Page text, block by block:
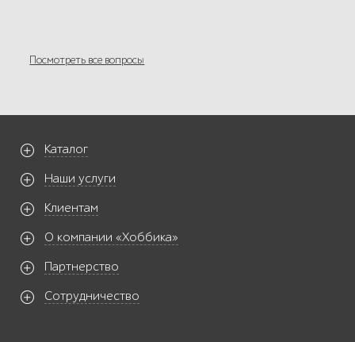
Посмотреть все вопросы
Каталог
Наши услуги
Клиентам
О компании «Хоббика»
Партнерство
Сотрудничество